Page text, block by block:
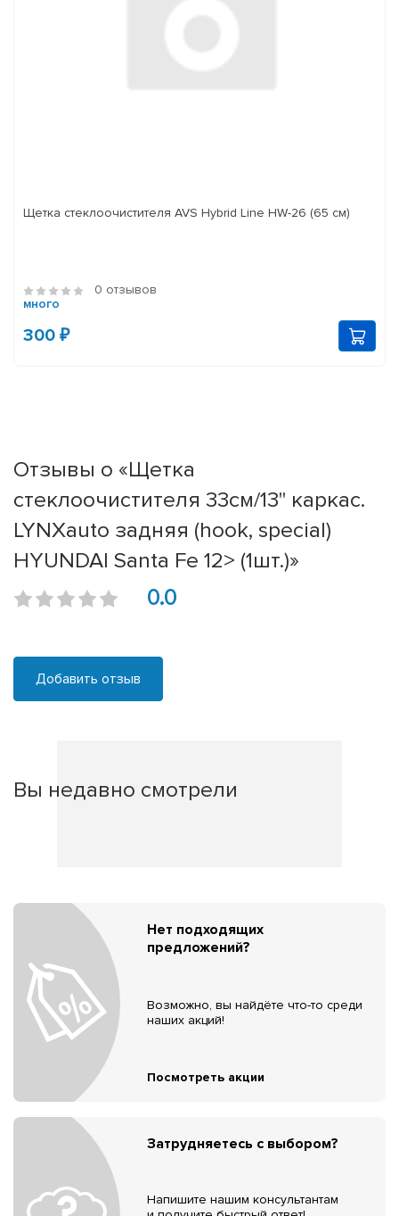
Щетка стеклоочистителя AVS Hybrid Line HW-26 (65 см)
0 отзывов
много
300 ₽
Отзывы о «Щетка
стеклоочистителя 33см/13'' каркас.
LYNXauto задняя (hook, special)
HYUNDAI Santa Fe 12> (1шт.)»
0.0
Добавить отзыв
Вы недавно смотрели
Нет подходящих
предложений?
Возможно, вы найдёте что-то среди
наших акций!
Посмотреть акции
Затрудняетесь с выбором?
Напишите нашим консультантам